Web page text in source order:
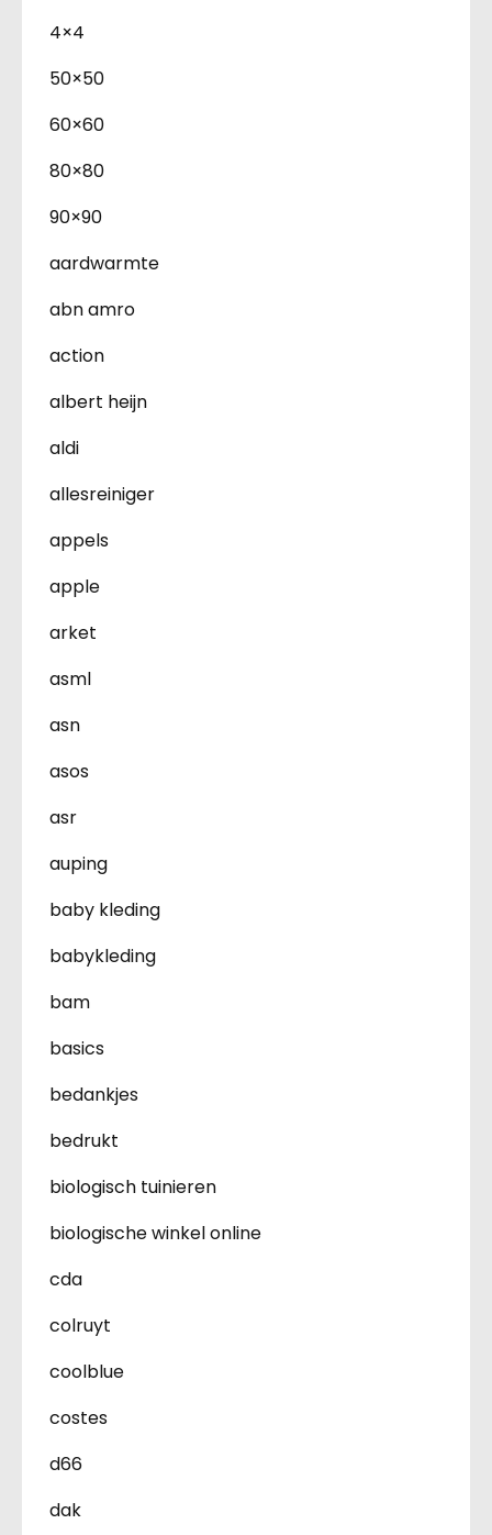
4×4
50×50
60×60
80×80
90×90
aardwarmte
abn amro
action
albert heijn
aldi
allesreiniger
appels
apple
arket
asml
asn
asos
asr
auping
baby kleding
babykleding
bam
basics
bedankjes
bedrukt
biologisch tuinieren
biologische winkel online
cda
colruyt
coolblue
costes
d66
dak